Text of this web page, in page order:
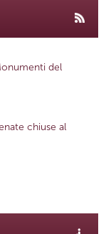
del
chiuse al